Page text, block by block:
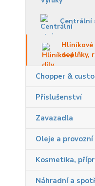
Centrální
Hliníkové
doplňky,
Chopper &
Příslušenství
Zavazadla
Oleje a
Kosmetika,
Náhradní a